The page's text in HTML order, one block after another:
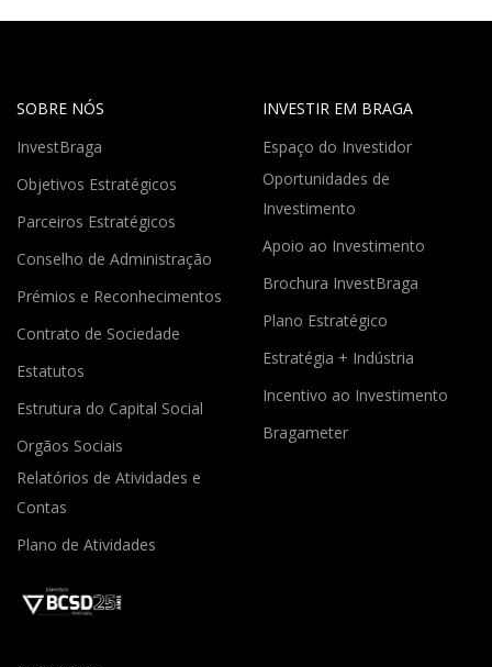
SOBRE NÓS
InvestBraga
Objetivos Estratégicos
Parceiros Estratégicos
Conselho de Administração
Prémios e Reconhecimentos
Contrato de Sociedade
Estatutos
Estrutura do Capital Social
Orgãos Sociais
Relatórios de Atividades e
Contas
Plano de Atividades
INVESTIR EM BRAGA
Espaço do Investidor
Oportunidades de
Investimento
Apoio ao Investimento
Brochura InvestBraga
Plano Estratégico
Estratégia + Indústria
Incentivo ao Investimento
Bragameter